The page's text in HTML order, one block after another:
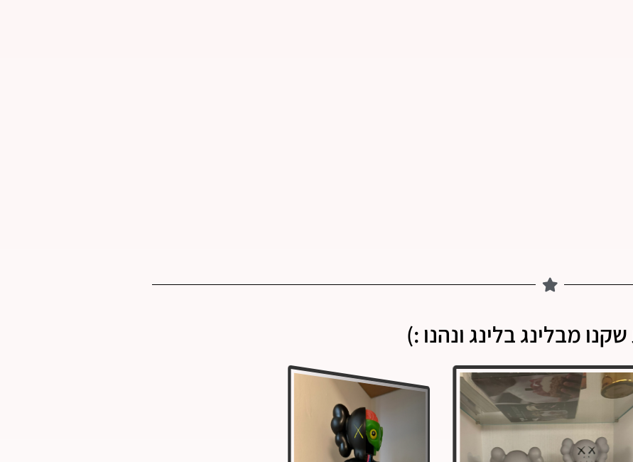
מבלינג בלינג ונהנו :)